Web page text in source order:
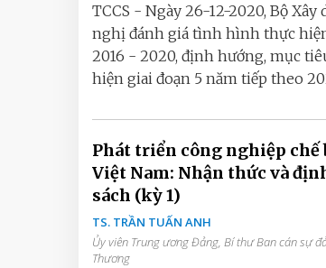
TCCS - Ngày 26-12-2020, Bộ
nghị đánh giá tình hình thực
2016 - 2020, định hướng, mục
hiện giai đoạn 5 năm tiếp theo
Phát triển công nghiệp chế
Việt Nam: Nhận thức và
sách (kỳ 1)
TS. TRẦN TUẤN ANH
Ủy viên Trung ương Đảng, Bí thư Ban cán sự
Thương